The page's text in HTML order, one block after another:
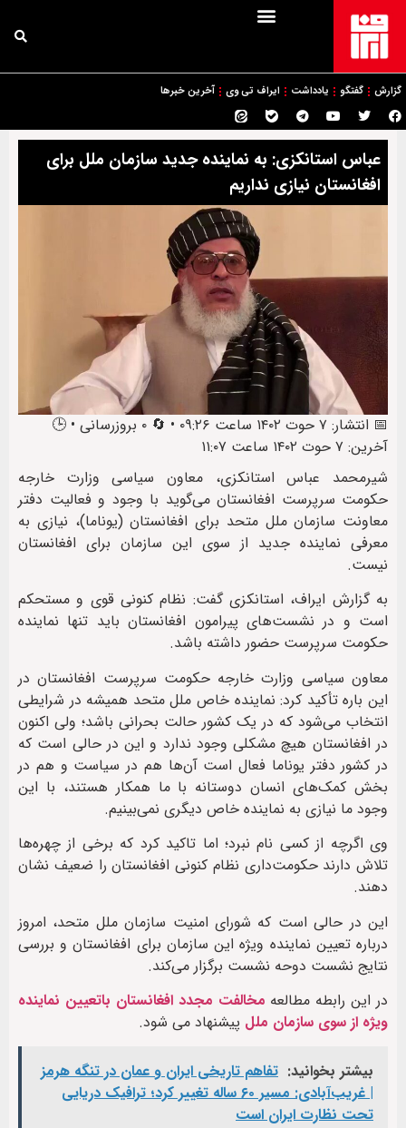
گزارش گفتگو یادداشت ایراف تی وی آخرین خبرها
عباس استانکزی: به نماینده جدید سازمان ملل برای
افغانستان نیازی نداریم
📅 انتشار: ۷ حوت ۱۴۰۲ ساعت ۰۹:۲۶ • 🔄 ۰ بروزرسانی • 🕒
آخرین: ۷ حوت ۱۴۰۲ ساعت ۱۱:۰۷
شیرمحمد عباس استانکزی، معاون سیاسی وزارت خارجه
حکومت سرپرست افغانستان می‌گوید با وجود و فعالیت دفتر
معاونت سازمان ملل متحد برای افغانستان (یوناما)، نیازی به
معرفی نماینده جدید از سوی این سازمان برای افغانستان
نیست.
به گزارش ایراف، استانکزی گفت: نظام کنونی قوی و مستحکم
است و در نشست‌های پیرامون افغانستان باید تنها نماینده‌
حکومت سرپرست حضور داشته باشد.
معاون سیاسی وزارت خارجه حکومت سرپرست افغانستان در
این باره تأکید کرد: نماینده خاص ملل متحد همیشه در شرایطی
انتخاب می‌شود که در یک کشور حالت بحرانی باشد؛ ولی اکنون
در افغانستان هیچ مشکلی وجود ندارد و این در حالی است که
در کشور دفتر یوناما فعال است آن‌ها هم در سیاست و هم در
بخش کمک‌های انسان دوستانه با ما همکار هستند، با این
وجود ما نیازی به نماینده خاص دیگری نمی‌بینیم.
وی اگرچه از کسی نام نبرد؛ اما تاکید کرد که برخی از چهره‌ها
تلاش دارند حکومت‌داری نظام کنونی افغانستان را ضعیف نشان
دهند.
این در حالی است که شورای امنیت سازمان ملل متحد، امروز
درباره تعیین نماینده ویژه این سازمان برای افغانستان و بررسی
نتایج نشست دوحه نشست برگزار می‌کند.
در این رابطه مطالعه مخالفت مجدد افغانستان باتعیین نماینده
ویژه از سوی سازمان ملل پیشنهاد می شود.
بیشتر بخوانید: تفاهم تاریخی ایران و عمان در تنگه هرمز
| غریب‌آبادی: مسیر ۶۰ ساله تغییر کرد؛ ترافیک دریایی
تحت نظارت ایران است